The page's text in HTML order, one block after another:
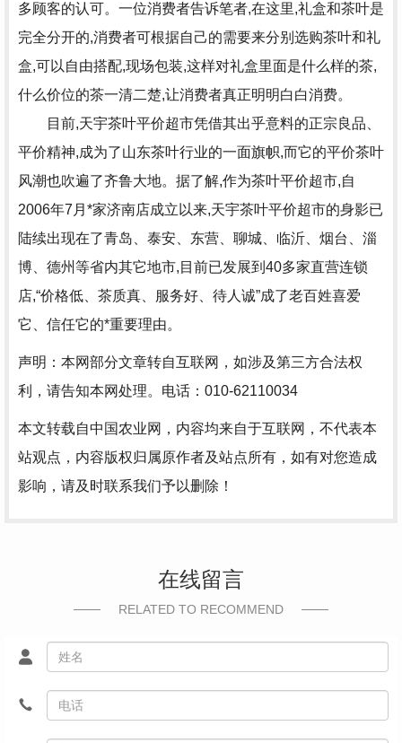
多顾客的认可。一位消费者告诉笔者,在这里,礼盒和茶叶是
完全分开的,消费者可根据自己的需要来分别选购茶叶和礼
盒,可以自由搭配,现场包装,这样对礼盒里面是什么样的茶,
什么价位的茶一清二楚,让消费者真正明明白白消费。
目前,天宇茶叶平价超市凭借其出乎意料的正宗良品、
平价精神,成为了山东茶叶行业的一面旗帜,而它的平价茶叶
风潮也吹遍了齐鲁大地。据了解,作为茶叶平价超市,自
2006年7月*家济南店成立以来,天宇茶叶平价超市的身影已
陆续出现在了青岛、泰安、东营、聊城、临沂、烟台、淄
博、德州等省内其它地市,目前已发展到40多家直营连锁
店,“价格低、茶质真、服务好、待人诚”成了老百姓喜爱
它、信任它的*重要理由。
声明：本网部分文章转自互联网，如涉及第三方合法权
利，请告知本网处理。电话：010-62110034
本文转载自中国农业网，内容均来自于互联网，不代表本
站观点，内容版权归属原作者及站点所有，如有对您造成
影响，请及时联系我们予以删除！
在线留言
RELATED TO RECOMMEND